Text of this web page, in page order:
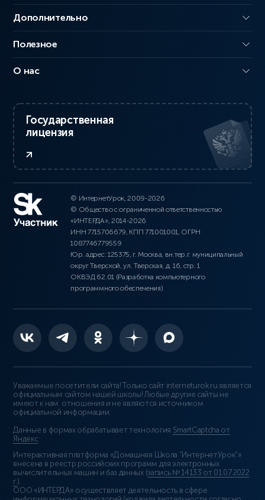
Дополнительно
Полезное
О нас
Государственная
лицензия
© ИнтернетУрок, 2009-2026
© Общество с ограниченной ответственностью
«ИНТЕРДА», 2014-2026
ИНН 7715706679, КПП 771001001, ОГРН
1087746779559
Юр. адрес: 125375, г. Москва, вн.тер.г. муниципальный
округ Тверской, ул. Тверская, д. 16, стр. 1
ОКВЭД 62.01 (Разработка компьютерного
программного обеспечения)
Уважаемые посетители сайта! Только сайт interneturok.ru является
официальным сайтом нашей школы! Любые другие сайты не
имеют к нам отношения и не являются источником
официальной информации.
Данные в формах обрабатывает технология SmartCaptcha от
Яндекс
Интерактивная платформа «Домашняя Школа “ИнтернетУрок”»
внесена в реестр российских программ для электронных
вычислительных машин и баз данных (запись № 14133 от 01.07.2022
г.).
ООО «ИНТЕРДА» осуществляет деятельность в сфере